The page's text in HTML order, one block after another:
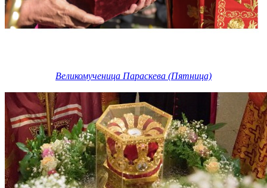
Великомученица Параскева (Пятница)